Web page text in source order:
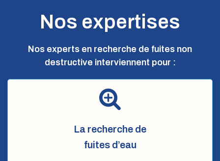
Nos expertises
Nos experts en recherche de fuites non
destructive interviennent pour :
La recherche de
fuites d’eau